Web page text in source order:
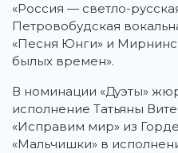
«Россия — светло-
Петровобудская
«Песня Юнги» и
былых времен».
В номинации «Дуэты»
исполнение Татьяны
«Исправим мир» из
«Мальчишки» в